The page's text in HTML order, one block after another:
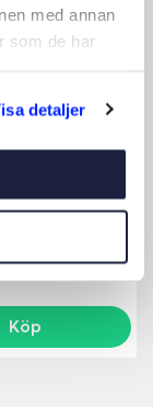
med annan
som de har
detaljer
LITIUM DEEP
Köp